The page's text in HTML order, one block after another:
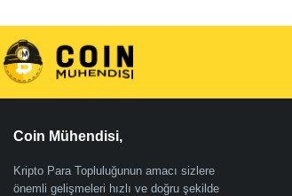
Coin Mühendisi,
Kripto Para Topluluğunun amacı sizlere
önemli gelişmeleri hızlı ve doğru şekilde